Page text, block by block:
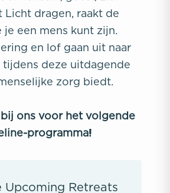
Licht dragen, raakt de
je een mens kunt zijn.
en lof gaan uit naar
tijdens deze uitdagende
zorg biedt.
ons voor het volgende
programma!
Upcoming Retreats